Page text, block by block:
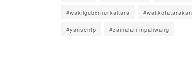
#wakilgubernurkaltara #walikotatarakan
#yansentp #zainalarifinpaliwang